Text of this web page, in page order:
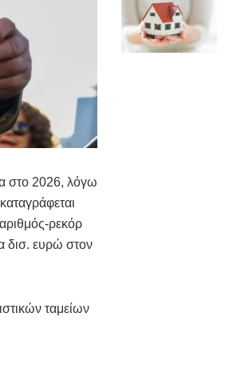
στο 2026, λόγω
ρεκόρ
δισ. ευρώ στον
ταμείων